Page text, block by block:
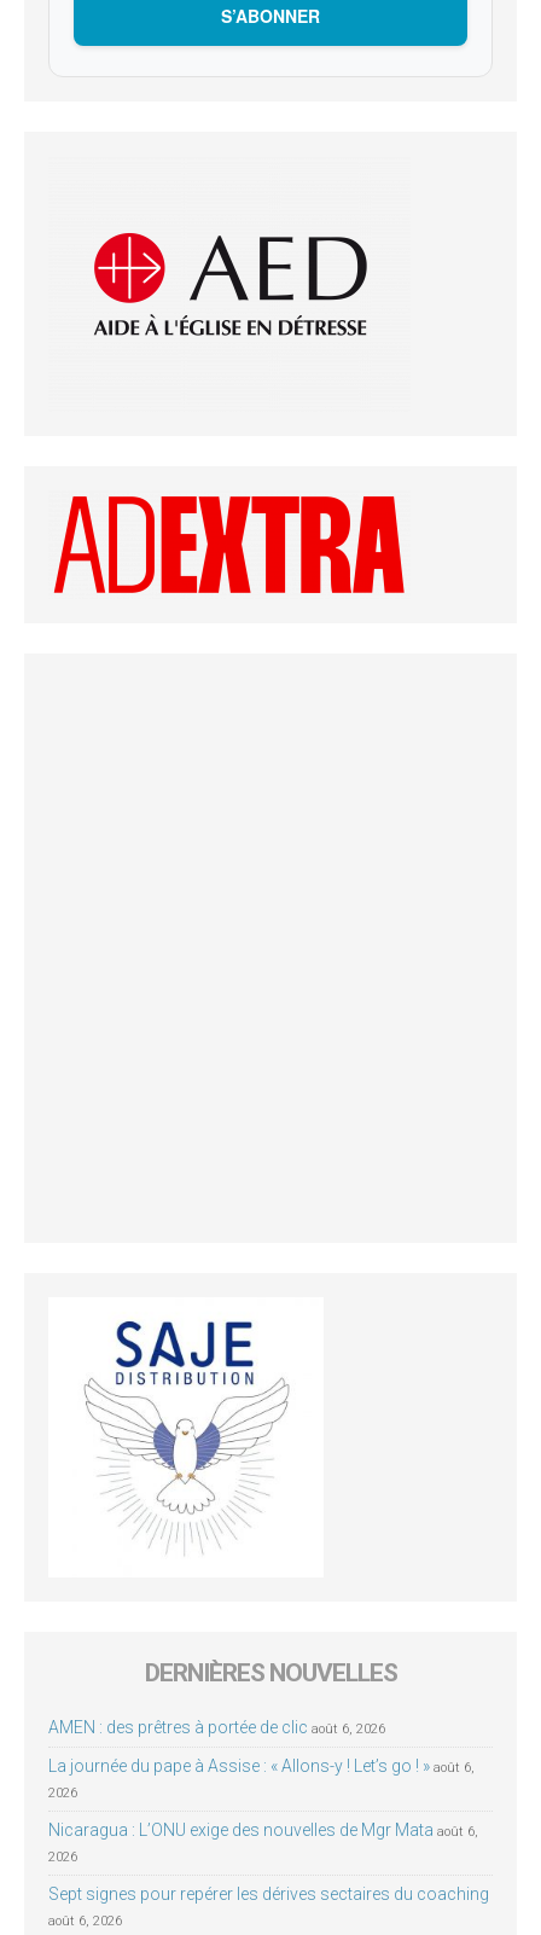
S’ABONNER
DERNIÈRES NOUVELLES
AMEN : des prêtres à portée de clic août 6, 2026
La journée du pape à Assise : « Allons-y ! Let’s go ! » août 6,
2026
Nicaragua : L’ONU exige des nouvelles de Mgr Mata août 6,
2026
Sept signes pour repérer les dérives sectaires du coaching
août 6, 2026